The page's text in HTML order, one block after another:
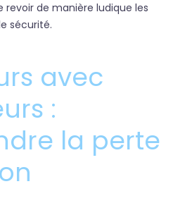
revoir de manière ludique les
sécurité.
avec
:
la perte